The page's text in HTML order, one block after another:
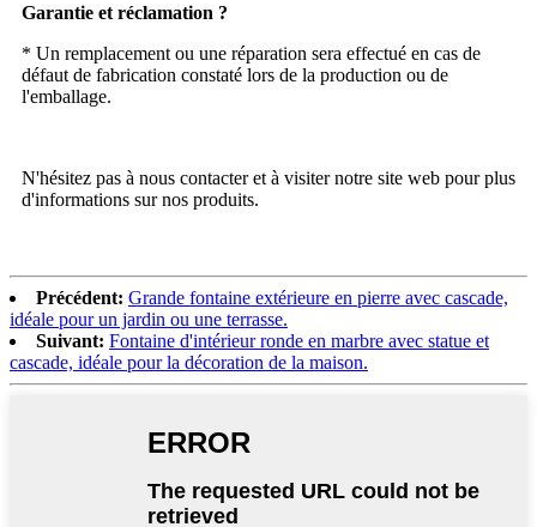
Garantie et réclamation ?
* Un remplacement ou une réparation sera effectué en cas de
défaut de fabrication constaté lors de la production ou de
l'emballage.
N'hésitez pas à nous contacter et à visiter notre site web pour plus
d'informations sur nos produits.
Précédent: Grande fontaine extérieure en pierre avec cascade,
idéale pour un jardin ou une terrasse.
Suivant: Fontaine d'intérieur ronde en marbre avec statue et
cascade, idéale pour la décoration de la maison.